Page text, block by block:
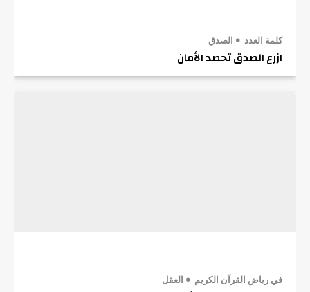
كلمة العدد الصدق
ازرع الصدق تحصد الأمان
في رياض القرآن الكريم العقل